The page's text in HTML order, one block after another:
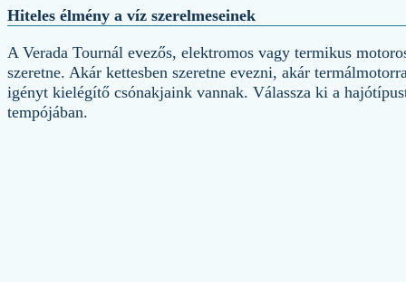
Hiteles élmény a víz szerelmeseinek
A Verada Tournál evezős, elektromos vagy termikus
szeretne. Akár kettesben szeretne evezni, akár
igényt kielégítő csónakjaink vannak. Válassza ki a
tempójában.